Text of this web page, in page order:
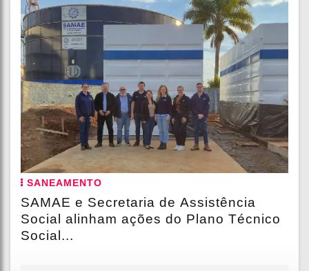
SANEAMENTO
SAMAE e Secretaria de Assistência
Social alinham ações do Plano Técnico
Social...